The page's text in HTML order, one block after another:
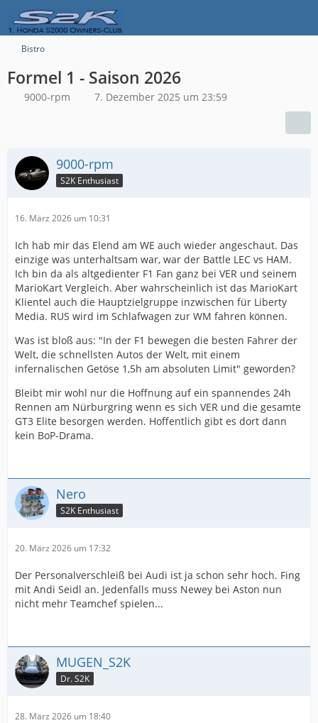
Bistro
Formel 1 - Saison 2026
9000-rpm 7. Dezember 2025 um 23:59
9000-rpm
S2K Enthusiast
16. März 2026 um 10:31
Ich hab mir das Elend am WE auch wieder angeschaut. Das
einzige was unterhaltsam war, war der Battle LEC vs HAM.
Ich bin da als altgedienter F1 Fan ganz bei VER und seinem
MarioKart Vergleich. Aber wahrscheinlich ist das MarioKart
Klientel auch die Hauptzielgruppe inzwischen für Liberty
Media. RUS wird im Schlafwagen zur WM fahren können.
Was ist bloß aus: "In der F1 bewegen die besten Fahrer der
Welt, die schnellsten Autos der Welt, mit einem
infernalischen Getöse 1,5h am absoluten Limit" geworden?
Bleibt mir wohl nur die Hoffnung auf ein spannendes 24h
Rennen am Nürburgring wenn es sich VER und die gesamte
GT3 Elite besorgen werden. Hoffentlich gibt es dort dann
kein BoP-Drama.
Nero
S2K Enthusiast
20. März 2026 um 17:32
Der Personalverschleiß bei Audi ist ja schon sehr hoch. Fing
mit Andi Seidl an. Jedenfalls muss Newey bei Aston nun
nicht mehr Teamchef spielen...
MUGEN_S2K
Dr. S2K
28. März 2026 um 18:40